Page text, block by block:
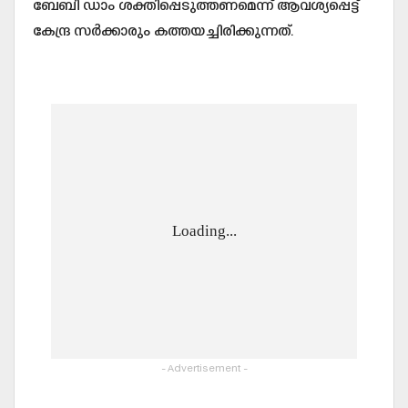
ബേബി ഡാം ശക്തിപ്പെടുത്തണമെന്ന് ആവശ്യപ്പെട്ട്
കേന്ദ്ര സർക്കാരും കത്തയച്ചിരിക്കുന്നത്.
Loading...
- Advertisement -